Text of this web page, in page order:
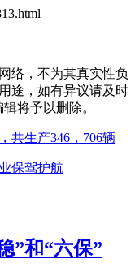
络，不为其真实性负
途，如有异议请及时
将予以删除。
共生产346，706辆
保驾护航
”和“六保”